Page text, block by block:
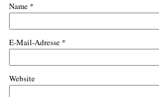
Name *
E-Mail-Adresse *
Website